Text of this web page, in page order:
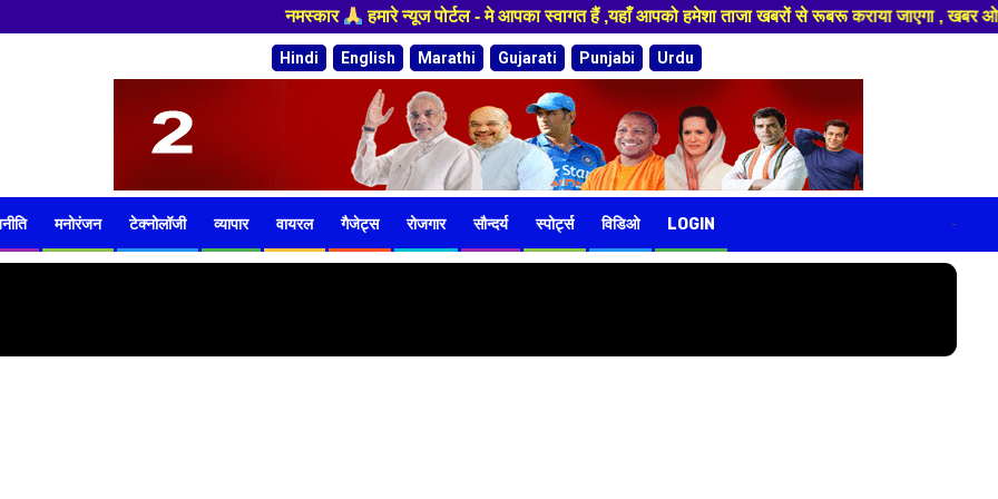
नमस्कार हमारे न्यूज पोर्टल - मे आपका स्वागत हैं ,यहाँ आपको हमेशा ताजा खबरों से रूबरू कराया जाएगा , खबर ओर
Hindi English Marathi Gujarati Punjabi Urdu
मनोरंजन टेक्नोलॉजी व्यापार वायरल गैजेट्स रोजगार सौन्दर्य स्पोर्ट्स विडिओ LOGIN -